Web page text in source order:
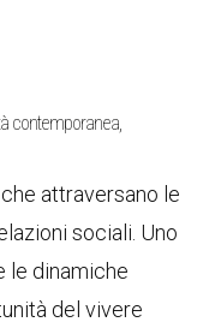
contemporanea,
attraversano le
sociali. Uno
le dinamiche
del vivere